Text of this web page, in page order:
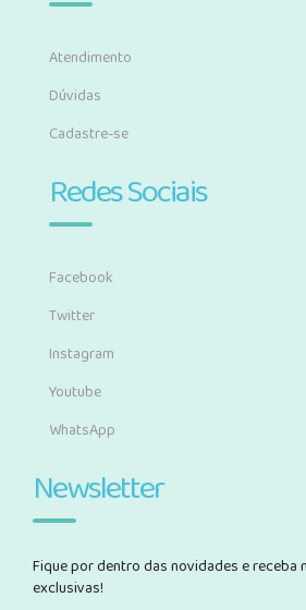
Atendimento
Dúvidas
Cadastre-se
Redes Sociais
Facebook
Twitter
Instagram
Youtube
WhatsApp
Newsletter
Fique por dentro das novidades e receba
exclusivas!